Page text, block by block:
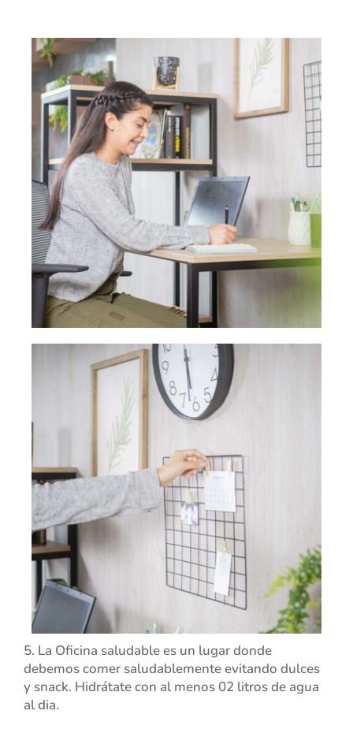
5. La Oficina saludable es un lugar donde
debemos comer saludablemente evitando dulces
y snack. Hidrátate con al menos 02 litros de agua
al dia.